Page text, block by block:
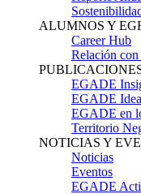
ALUMNOS Y
Career Hub
Relación con
EGADE
EGADE
EGADE en
Territorio
NOTICIAS Y
Noticias
Eventos
EGADE